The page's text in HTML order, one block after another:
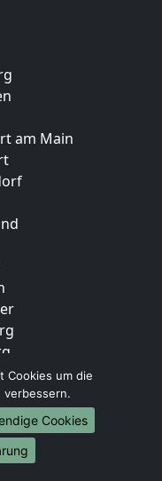
am Main
Cookies um die
verbessern.
Cookies